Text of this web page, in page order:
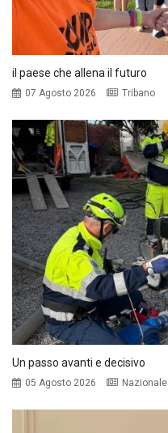
il paese che allena il futuro
07 Agosto 2026 Tribano
Un passo avanti e decisivo
05 Agosto 2026 Nazionale